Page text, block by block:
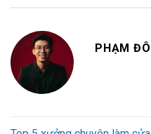
PHẠM ĐÔ